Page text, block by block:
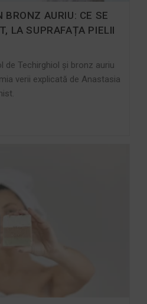
BRONZ AURIU: CE SE
LA SUPRAFAȚA PIELII
de Techirghiol și bronz auriu
verii explicată de Anastasia